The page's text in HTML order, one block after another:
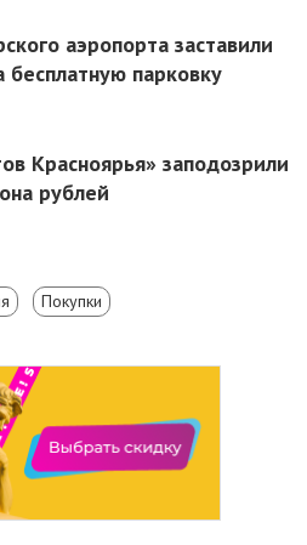
аэропорта заставили
бесплатную парковку
Красноярья» заподозрили
рублей
Покупки